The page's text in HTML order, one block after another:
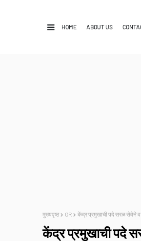
HOME ABOUT US
मुख्यपृष्ठ GR केंद्र प्रमुखाची पदे सरळ सेवेने व
केंद्र प्रमुखाची पदे सरळ